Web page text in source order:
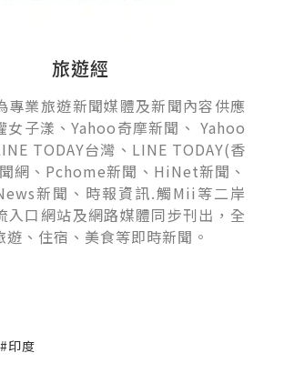
旅遊經
專業旅遊新聞媒體及新聞內容供應
女子漾、Yahoo奇摩新聞、 Yahoo
TODAY台灣、LINE TODAY(香
網、Pchome新聞、HiNet新聞、
新聞、時報資訊.觸Mii等二岸
入口網站及網路媒體同步刊出，全
遊、住宿、美食等即時新聞。
#印度